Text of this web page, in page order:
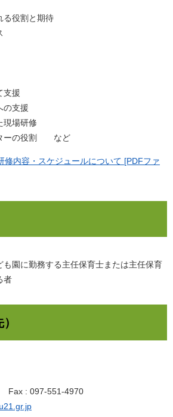
役割と期待
支援
の支援
現場研修
ーの役割 など
修内容・スケジュールについて [PDFファ
も園に勤務する主任保育士または主任保育
者
: 097-551-4970